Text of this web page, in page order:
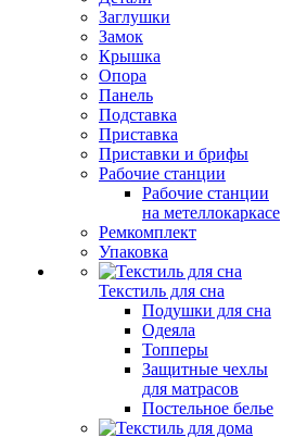
Заглушки
Замок
Крышка
Опора
Панель
Подставка
Приставка
Приставки и брифы
Рабочие станции
Рабочие станции
на метеллокаркасе
Ремкомплект
Упаковка
Текстиль для сна
Подушки для сна
Одеяла
Топперы
Защитные чехлы
для матрасов
Постельное белье